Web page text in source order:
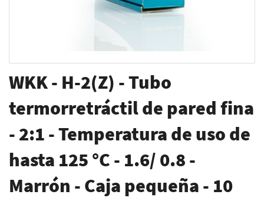
al
comienzo
de
galería
de
WKK - H-2(Z) - Tubo
termorretráctil de pared fina
- 2:1 - Temperatura de uso de
hasta 125 °C - 1.6/ 0.8 -
Marrón - Caja pequeña - 10